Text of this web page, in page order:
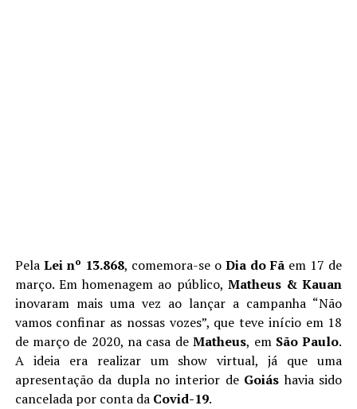
Pela Lei nº 13.868, comemora-se oDia do Fã em 17 de
março. Em homenagem ao público, Matheus & Kauan
inovaram mais uma vez ao lançar a campanha “Não
vamos confinar as nossas vozes”, que teve início em 18
de março de 2020, na casa deMatheus, em São Paulo.
A ideia era realizar um show virtual, já que uma
apresentação da dupla no interior de Goiás havia sido
cancelada por conta da Covid-19.